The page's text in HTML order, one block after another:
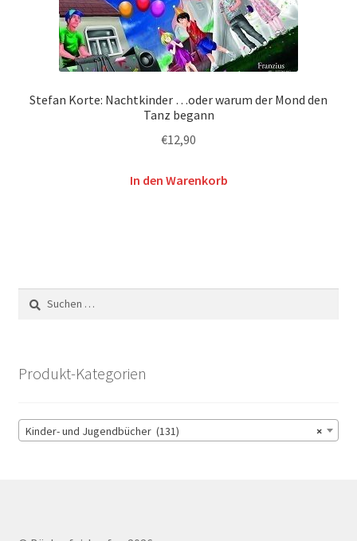
Stefan Korte: Nachtkinder …oder warum der Mond den
Tanz begann
€12,90
In den Warenkorb
Suchen
nach:
Produkt-Kategorien
×
Kinder- und Jugendbücher (131)